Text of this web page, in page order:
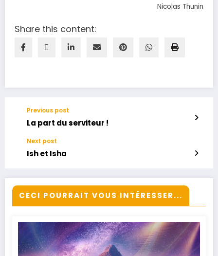
Nicolas Thunin
Share this content:
Previous post
La part du serviteur !
Next post
Ish et Isha
CECI POURRAIT VOUS INTÉRESSER...